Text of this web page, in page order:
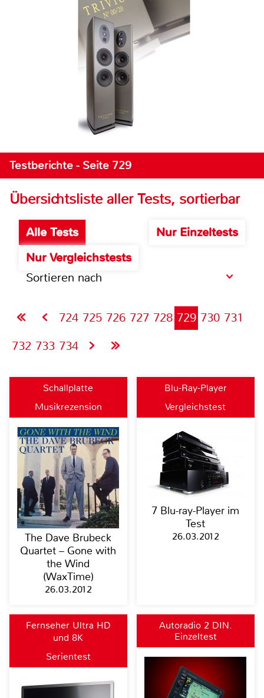
Testberichte - Seite 729
Übersichtsliste aller Tests, sortierbar
Alle Tests
Nur Einzeltests
Nur Vergleichstests
Sortieren nach
724 725 726 727 728 729 730 731
732 733 734
Schallplatte
Musikrezension
The Dave Brubeck
Quartet – Gone with
the Wind
(WaxTime)
26.03.2012
Blu-Ray-Player
Vergleichstest
7 Blu-ray-Player im
Test
26.03.2012
Fernseher Ultra HD
und 8K
Serientest
Autoradio 2 DIN,
Moniceiver, Naviceiver,
Bluetooth
Einzeltest